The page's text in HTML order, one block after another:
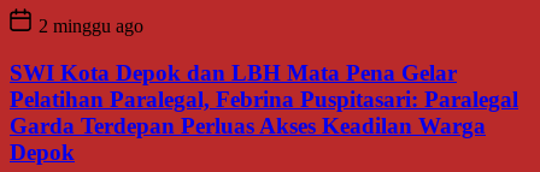
2 minggu ago
SWI Kota Depok dan LBH Mata Pena Gelar
Pelatihan Paralegal, Febrina Puspitasari: Paralegal
Garda Terdepan Perluas Akses Keadilan Warga
Depok